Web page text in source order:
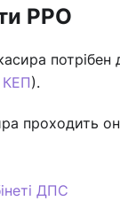
РРО
КЕП).
проходить
ДПС